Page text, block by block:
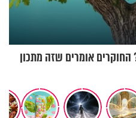
אומרים שזה מתכון